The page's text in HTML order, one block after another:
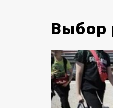
Выбор